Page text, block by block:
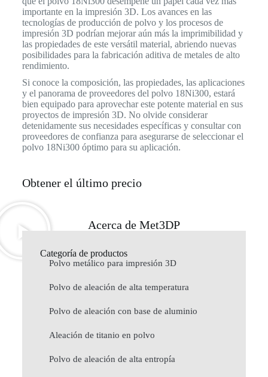
importante en la impresión 3D. Los avances en las
tecnologías de producción de polvo y los procesos de
impresión 3D podrían mejorar aún más la imprimibilidad y
las propiedades de este versátil material, abriendo nuevas
posibilidades para la fabricación aditiva de metales de alto
rendimiento.
Si conoce la composición, las propiedades, las aplicaciones
y el panorama de proveedores del polvo 18Ni300, estará
bien equipado para aprovechar este potente material en sus
proyectos de impresión 3D. No olvide considerar
detenidamente sus necesidades específicas y consultar con
proveedores de confianza para asegurarse de seleccionar el
polvo 18Ni300 óptimo para su aplicación.
Obtener el último precio
Acerca de Met3DP
Categoría de productos
Polvo metálico para impresión 3D
Polvo de aleación de alta temperatura
Polvo de aleación con base de aluminio
Aleación de titanio en polvo
Polvo de aleación de alta entropía